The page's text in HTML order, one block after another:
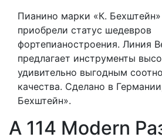
Пианино марки «К.
приобрели статус шедевров
фортепианостроения. Линия
предлагает инструменты
удивительно выгодным
качества. Сделано в
Бехштейн».
A 114 Modern